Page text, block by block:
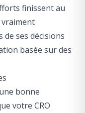
finissent au
vraiment
ses décisions
basée sur des
bonne
votre CRO